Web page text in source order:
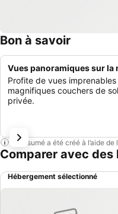
Bon à savoir
Vues panoramiques sur la
Profite de vues
magnifiques couchers de
privée.
Ce résumé a été créé à l’aide
Comparer avec
Hébergement sélectionné